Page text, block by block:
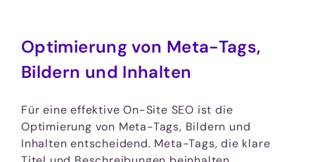
Optimierung von Meta-Tags,
Bildern und Inhalten
Für eine effektive On-Site SEO ist die
Optimierung von Meta-Tags, Bildern und
Inhalten entscheidend. Meta-Tags, die klare